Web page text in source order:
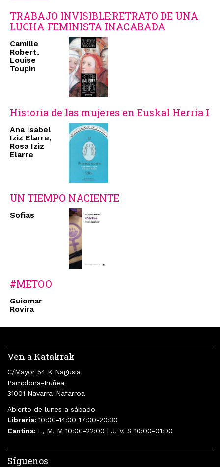
TRABAJO INVISIBLE:RETRATO DE UNA
LUCHA FEMINISTA INACABADA
Camille
Robert,
Louise
Toupin
Historia de las mujeres en Euskal Herria I
Ana Isabel
Iziz Elarre,
Rosa Iziz
Elarre
UN TIEMPO NACIENTE
Sofias
#METOO
Guiomar
Rovira
Ven a Katakrak
C/Mayor 54 K Nagusia
Pamplona-Iruñea
31001 Navarra-Nafarroa
Abierto de lunes a sábado
Librería: 10:00-14:00 17:00-20:30
Cantina: L, M, M 10:00-22:00 | J, V, S 10:00-01:00
Síguenos